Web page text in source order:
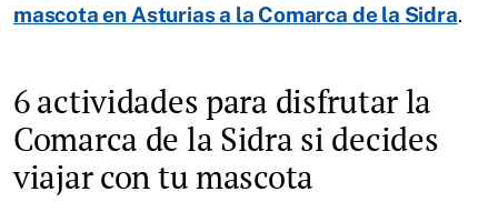
mascota en Asturias a la Comarca de la Sidra.
6 actividades para disfrutar la
Comarca de la Sidra si decides
viajar con tu mascota